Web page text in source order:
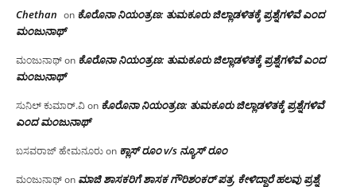
Chethan on ಕೊರೊನಾ ನಿಯಂತ್ರಣ: ತುಮಕೂರು ಜಿಲ್ಲಾಡಳಿತಕ್ಕೆ ಪ್ರಶ್ನೆಗಳಿವೆ ಎಂದ
ಮಂಜು‌ನಾಥ್
ಮಂಜುನಾಥ್on ಕೊರೊನಾ ನಿಯಂತ್ರಣ: ತುಮಕೂರು ಜಿಲ್ಲಾಡಳಿತಕ್ಕೆ ಪ್ರಶ್ನೆಗಳಿವೆ ಎಂದ
ಮಂಜು‌ನಾಥ್
ಸುನಿಲ್ ಕುಮಾರ್.ವಿon ಕೊರೊನಾ ನಿಯಂತ್ರಣ: ತುಮಕೂರು ಜಿಲ್ಲಾಡಳಿತಕ್ಕೆ ಪ್ರಶ್ನೆಗಳಿವೆ
ಎಂದ ಮಂಜು‌ನಾಥ್
ಬಸವರಾಜ್ ಹೇಮನೂರುon ಕ್ಲಾಸ್ ರೂಂ v/s ನ್ಯೂಸ್ ರೂಂ
ಮಂಜುನಾಥ್on ಮಾಜಿ ಶಾಸಕರಿಗೆ ಶಾಸಕ ಗೌರಿಶಂಕರ್ ಪತ್ರ, ಕೇಳಿದ್ದಾರೆ ಹಲವು ಪ್ರಶ್ನೆ